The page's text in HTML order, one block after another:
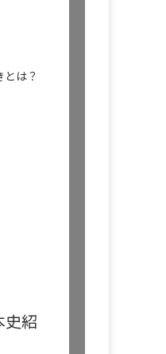
とは？
史紹